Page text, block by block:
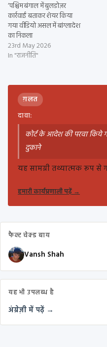
‘पश्चिम बंगाल में बुलडोज़र
कार्रवाई’ बताकर शेयर किया
गया वीडियो असल में बांग्लादेश
का निकला
23rd May 2026
In "राजनीति"
ग़लत
दावा:
कोर्ट के आदेश की परवा किये
दुकाने
यह सामग्री तथ्यात्मक रूप से
हमारी कार्यप्रणाली पढ़ें→
फैक्ट चेक्ड बाय
Vansh Shah
यह भी उपलब्ध है
अंग्रेज़ी में पढ़ें →